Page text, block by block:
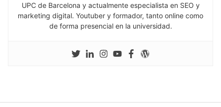
UPC de Barcelona y actualmente especialista en SEO y
marketing digital. Youtuber y formador, tanto online como
de forma presencial en la universidad.